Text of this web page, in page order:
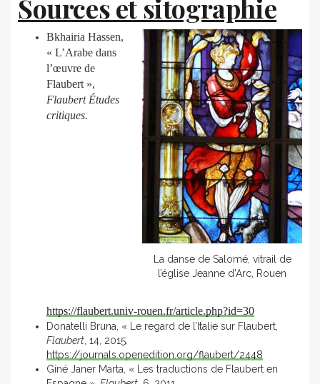
Sources et sitographie
La danse de Salomé, vitrail de
l’église Jeanne d’Arc, Rouen
Bkhairia Hassen,
« L’Arabe dans
l’œuvre de
Flaubert »,
Flaubert Études
critiques.
https://flaubert.univ-rouen.fr/article.php?id=30
Donatelli Bruna, « Le regard de l’Italie sur Flaubert,
Flaubert , 14, 2015.
https://journals.openedition.org/flaubert/2448
Giné Janer Marta, « Les traductions de Flaubert en